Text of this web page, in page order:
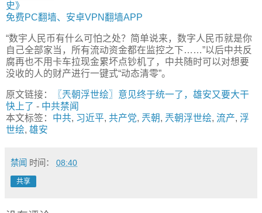
史》
免费PC翻墙、安卓VPN翻墙APP
“数宇人民币有什么可怕之处？简单说来，数字人民币就是你
自己全部家当，所有流动资金都在监控之下……”以后中共反
腐再也不用卡车拉现金累坏点钞机了，中共随时可以对想要
没收的人的财产进行一键式“动态清零”。
原文链接：
〖兲朝浮世绘〗意见终于统一了，雄安又要大干
快上了 - 中共禁闻
本文标签： 中共, 习近平, 共产党, 兲朝, 兲朝浮世绘, 流产, 浮
世绘, 雄安
禁闻 时间： 08:40
共享